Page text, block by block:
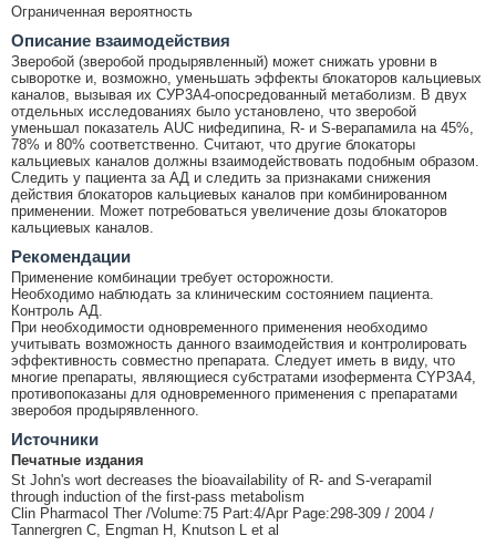
Ограниченная вероятность
Описание взаимодействия
Зверобой (зверобой продырявленный) может снижать уровни в
сыворотке и, возможно, уменьшать эффекты блокаторов кальциевых
каналов, вызывая их СУР3А4-опосредованный метаболизм. В двух
отдельных исследованиях было установлено, что зверобой
уменьшал показатель AUC нифедипина, R- и S-верапамила на 45%,
78% и 80% соответственно. Считают, что другие блокаторы
кальциевых каналов должны взаимодействовать подобным образом.
Следить у пациента за АД и следить за признаками снижения
действия блокаторов кальциевых каналов при комбинированном
применении. Может потребоваться увеличение дозы блокаторов
кальциевых каналов.
Рекомендации
Применение комбинации требует осторожности.
Необходимо наблюдать за клиническим состоянием пациента.
Контроль АД.
При необходимости одновременного применения необходимо
учитывать возможность данного взаимодействия и контролировать
эффективность совместно препарата. Следует иметь в виду, что
многие препараты, являющиеся субстратами изофермента CYP3A4,
противопоказаны для одновременного применения с препаратами
зверобоя продырявленного.
Источники
Печатные издания
St John's wort decreases the bioavailability of R- and S-verapamil
through induction of the first-pass metabolism
Clin Pharmacol Ther /Volume:75 Part:4/Apr Page:298-309 / 2004 /
Tannergren C, Engman H, Knutson L et al